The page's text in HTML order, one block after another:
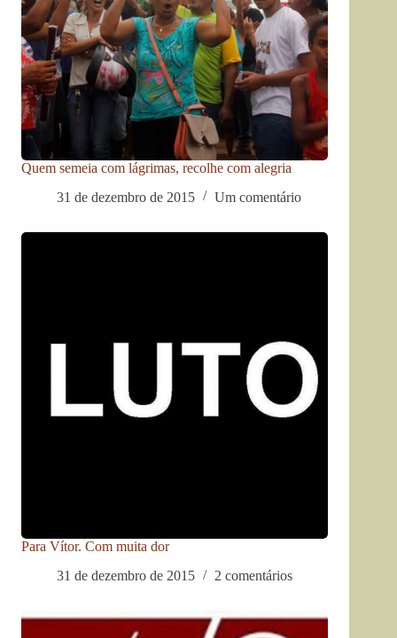
Quem semeia com lágrimas, recolhe com alegria
31 de dezembro de 2015
Um comentário
Para Vítor. Com muita dor
31 de dezembro de 2015
2 comentários